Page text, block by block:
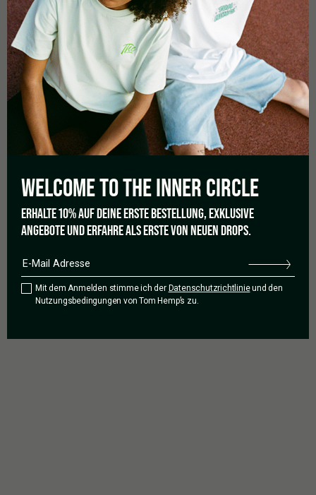
gegen Schimmel
Dicht, harzig, frostbedeckt mit leuchtenden Farben
TRAINING:
1. LST (Low Stress Training)
Ab Woche 3–4: Haupttrieb sanft nach unten
binden, um mehr Lichtverteilungzu fördern
Fördert mehrere gleichmäßig entwickelte Budsites
3.–5. Nodie:Toppen, um buschigeres Wachstum
zu erzeugen
Besonders effektiv bei Indoor-Setups mit
begrenzter Höhe
3.Entlauben (Defoliation)
Vor und während der Blütephase: Untere &
schattige Blätter entfernen
WELCOME TO THEINNER CIRCLE
ERHALTE 10% AUF DEINE ERSTE BESTELLUNG, EXKLUSIVE
ANGEBOTE UND ERFAHRE ALS ERSTE VON NEUEN DROPS.
Mit dem Anmelden stimme ich der Datenschutzrichtlinieund den
Nutzungsbedingungen von Tom Hemp’s zu.